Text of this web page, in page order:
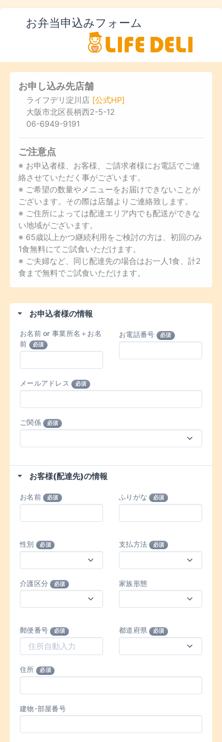
お弁当申込みフォーム
お申し込み先店舗
ライフデリ淀川店 [公式HP]
大阪市北区長柄西2-5-12
06-6949-9191
ご注意点
※ お申込者様、お客様、ご請求者様にお電話でご連
絡させていただく事がございます。
※ ご希望の数量やメニューをお届けできないことが
ございます。その際は店舗よりご連絡致します。
※ ご住所によっては配達エリア内でも配送ができな
い地域がございます。
※ 65歳以上かつ継続利用をご検討の方は、初回のみ
1食無料にてご試食いただけます。
※ ご夫婦など、同じ配達先の場合はお一人1食、計2
食まで無料でご試食いただけます。
お申込者様の情報
お名前 or 事業所名＋お名
前
必須
お電話番号 必須
メールアドレス 必須
ご関係 必須
お客様(配達先)の情報
お名前 必須 ふりがな 必須
性別 必須 支払方法 必須
介護区分 必須 家族形態
郵便番号 必須 都道府県 必須
住所 必須
建物･部屋番号